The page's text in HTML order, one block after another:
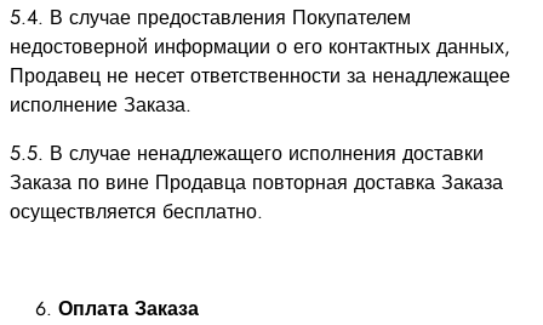
5.4. В случае предоставления Покупателем
недостоверной информации о его контактных данных,
Продавец не несет ответственности за ненадлежащее
исполнение Заказа.
5.5. В случае ненадлежащего исполнения доставки
Заказа по вине Продавца повторная доставка Заказа
осуществляется бесплатно.
Оплата Заказа